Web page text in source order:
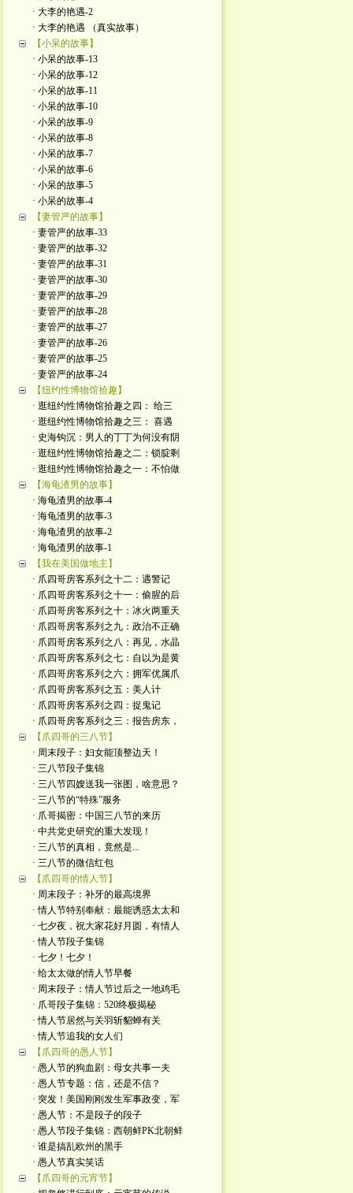
· 大李的艳遇-2
· 大李的艳遇 （真实故事）
【小呆的故事】
· 小呆的故事-13
· 小呆的故事-12
· 小呆的故事-11
· 小呆的故事-10
· 小呆的故事-9
· 小呆的故事-8
· 小呆的故事-7
· 小呆的故事-6
· 小呆的故事-5
· 小呆的故事-4
【妻管严的故事】
· 妻管严的故事-33
· 妻管严的故事-32
· 妻管严的故事-31
· 妻管严的故事-30
· 妻管严的故事-29
· 妻管严的故事-28
· 妻管严的故事-27
· 妻管严的故事-26
· 妻管严的故事-25
· 妻管严的故事-24
【纽约性博物馆拾趣】
· 逛纽约性博物馆拾趣之四： 给三
· 逛纽约性博物馆拾趣之三： 喜遇
· 史海钩沉：男人的丁丁为何没有阴
· 逛纽约性博物馆拾趣之二：锁腚剩
· 逛纽约性博物馆拾趣之一：不怕做
【海龟渣男的故事】
· 海龟渣男的故事-4
· 海龟渣男的故事-3
· 海龟渣男的故事-2
· 海龟渣男的故事-1
【我在美国做地主】
· 爪四哥房客系列之十二：遇警记
· 爪四哥房客系列之十一：偷腥的后
· 爪四哥房客系列之十：冰火两重天
· 爪四哥房客系列之九：政治不正确
· 爪四哥房客系列之八：再见，水晶
· 爪四哥房客系列之七：自以为是黄
· 爪四哥房客系列之六：拥军优属爪
· 爪四哥房客系列之五：美人计
· 爪四哥房客系列之四：捉鬼记
· 爪四哥房客系列之三：报告房东，
【爪四哥的三八节】
· 周末段子：妇女能顶整边天！
· 三八节段子集锦
· 三八节四嫂送我一张图，啥意思？
· 三八节的“特殊”服务
· 爪哥揭密：中国三八节的来历
· 中共党史研究的重大发现！
· 三八节的真相，竟然是...
· 三八节的微信红包
【爪四哥的情人节】
· 周末段子：补牙的最高境界
· 情人节特别奉献：最能诱惑太太和
· 七夕夜，祝大家花好月圆，有情人
· 情人节段子集锦
· 七夕！七夕！
· 给太太做的情人节早餐
· 周末段子：情人节过后之一地鸡毛
· 爪哥段子集锦：520终极揭秘
· 情人节居然与关羽斩貂蝉有关
· 情人节追我的女人们
【爪四哥的愚人节】
· 愚人节的狗血剧：母女共事一夫
· 愚人节专题：信，还是不信？
· 突发！美国刚刚发生军事政变，军
· 愚人节：不是段子的段子
· 愚人节段子集锦：西朝鲜PK北朝鲜
· 谁是搞乱欧州的黑手
· 愚人节真实笑话
【爪四哥的元宵节】